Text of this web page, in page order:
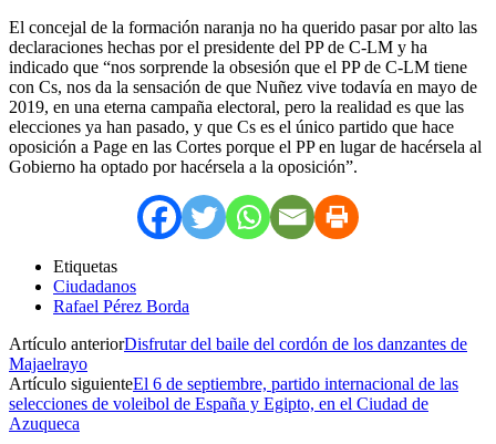
El concejal de la formación naranja no ha querido pasar por alto las
declaraciones hechas por el presidente del PP de C-LM y ha
indicado que “nos sorprende la obsesión que el PP de C-LM tiene
con Cs, nos da la sensación de que Nuñez vive todavía en mayo de
2019, en una eterna campaña electoral, pero la realidad es que las
elecciones ya han pasado, y que Cs es el único partido que hace
oposición a Page en las Cortes porque el PP en lugar de hacérsela al
Gobierno ha optado por hacérsela a la oposición”.
Etiquetas
Ciudadanos
Rafael Pérez Borda
Artículo anteriorDisfrutar del baile del cordón de los danzantes de
Majaelrayo
Artículo siguienteEl 6 de septiembre, partido internacional de las
selecciones de voleibol de España y Egipto, en el Ciudad de
Azuqueca